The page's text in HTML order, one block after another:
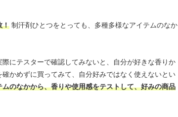
！ 制汗剤ひとつをとっても、多種多様なアイテムのなか
にテスターで確認してみないと、自分が好きな香りか
かめずに買ってみて、自分好みではなく使えないとい
ムのなかから、香りや使用感をテストして、好みの商品